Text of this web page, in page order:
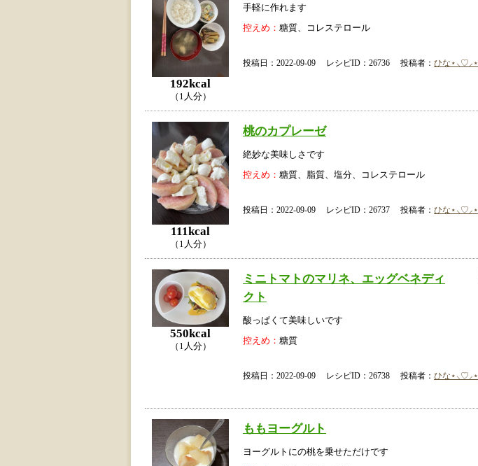
192kcal
（1人分）
手軽に作れます
控えめ： 糖質、コレステロール
投稿日：2022-09-09 レシピID：26736 投稿者： ひな⋆⸜♡⸝‍⋆
111kcal
（1人分）
桃のカプレーゼ
絶妙な美味しさです
控えめ： 糖質、脂質、塩分、コレステロール
投稿日：2022-09-09 レシピID：26737 投稿者： ひな⋆⸜♡⸝‍⋆
550kcal
（1人分）
ミニトマトのマリネ、エッグベネディ
クト
酸っぱくて美味しいです
控えめ： 糖質
投稿日：2022-09-09 レシピID：26738 投稿者： ひな⋆⸜♡⸝‍⋆
ももヨーグルト
ヨーグルトにの桃を乗せただけです